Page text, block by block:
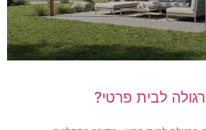
לבית פרטי?